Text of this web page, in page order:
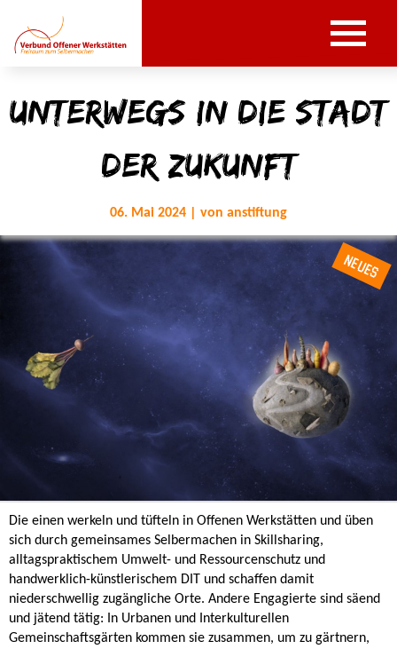
Unterwegs in die Stadt
der Zukunft
06. Mai 2024 | von anstiftung
NEUES
Die einen werkeln und tüfteln in Offenen Werkstätten und üben
sich durch gemeinsames Selbermachen in Skillsharing,
alltagspraktischem Umwelt- und Ressourcenschutz und
handwerklich-künstlerischem DIT und schaffen damit
niederschwellig zugängliche Orte. Andere Engagierte sind säend
und jätend tätig: In Urbanen und Interkulturellen
Gemeinschaftsgärten kommen sie zusammen, um zu gärtnern,